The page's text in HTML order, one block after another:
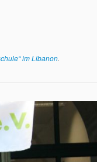
im Libanon.